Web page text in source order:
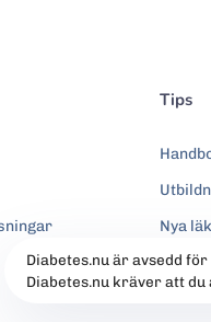
Tips
Nya
Diabetes.nu är avsedd
Diabetes.nu kräver att